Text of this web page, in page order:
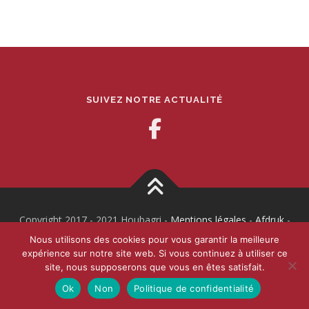
SUIVEZ NOTRE ACTUALITÉ
Copyright 2017 - 2021 Houbagri -Mentions légales-Afdruk-
Made by :webOrigine
Nous utilisons des cookies pour vous garantir la meilleure
expérience sur notre site web. Si vous continuez à utiliser ce
site, nous supposerons que vous en êtes satisfait.
Ok
Non Politique de confidentialité